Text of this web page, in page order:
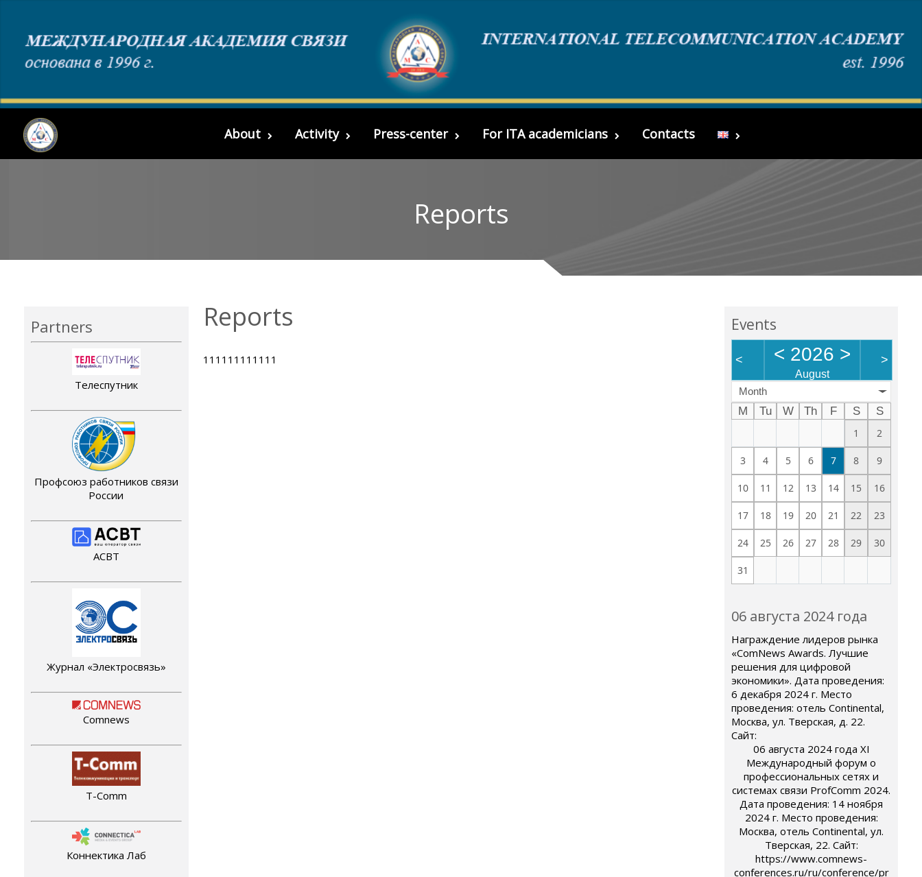
About Activity Press-center For ITA academicians Contacts
Reports
Partners
Телеспутник
Профсоюз работников связи
России
АСВТ
Журнал «Электросвязь»
Comnews
T-Comm
Коннектика Лаб
Reports
111111111111
Events
< < 2026 >
August
>
Month
M Tu W Th F S
S
1
2
3 4 5 6 7 8 9
10 11 12 13 14 15 16
17 18 19 20 21 22 23
24 25 26 27 28 29 30
31
06 августа 2024 года
Награждение лидеров рынка
«ComNews Awards. Лучшие
решения для цифровой
экономики». Дата проведения:
6 декабря 2024 г. Место
проведения: отель Continental,
Москва, ул. Тверская, д. 22.
Сайт:
06 августа 2024 года XI
Международный форум о
профессиональных сетях и
системах связи ProfComm 2024.
Дата проведения: 14 ноября
2024 г. Место проведения:
Москва, отель Continental, ул.
Тверская, 22. Сайт:
https://www.comnews-
conferences.ru/ru/conference/pr